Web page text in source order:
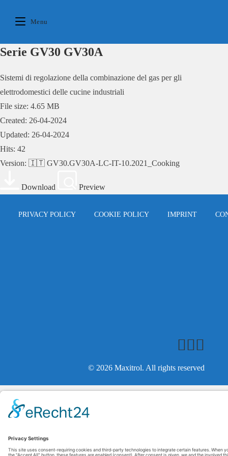
Menu
Serie GV30 GV30A
Sistemi di regolazione della combinazione del gas per gli
elettrodomestici delle cucine industriali
File size: 4.65 MB
Created: 26-04-2024
Updated: 26-04-2024
Hits: 42
Version: 🇮🇹 GV30.GV30A-LC-IT-10.2021_Cooking
Download Preview
PRIVACY POLICY COOKIE POLICY IMPRINT
© 2026 Maxitrol. All rights reserved